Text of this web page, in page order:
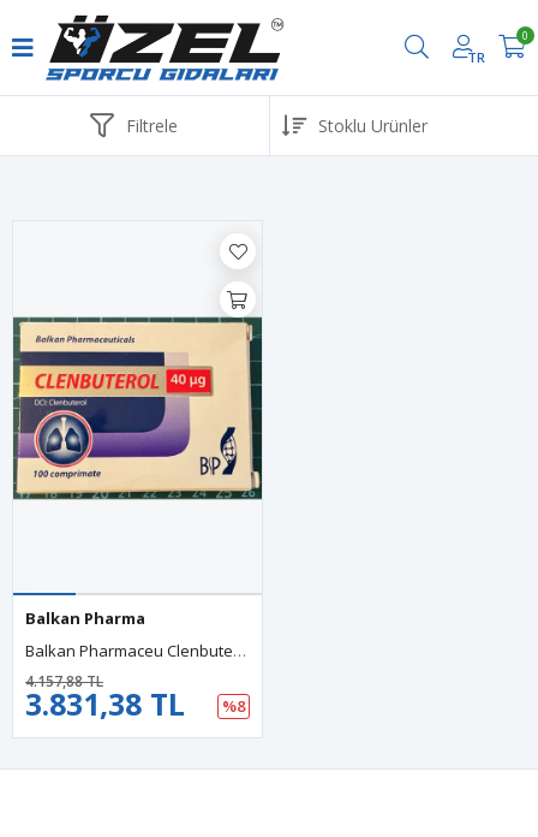
Havale ve EFT ödemelerinde %2 İndirim
TR
0
Filtrele
Balkan Pharma
Balkan Pharmaceu Clenbuterol 4mg 100 Tablet.20.
3.831,38 TL
4.157,88 TL
%8